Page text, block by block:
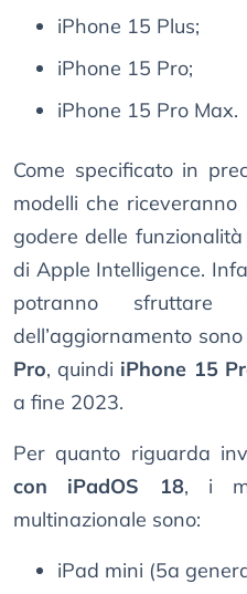
iPhone 15 Plus;
iPhone 15 Pro;
iPhone 15 Pro Max.
Come specificato in
modelli che
godere delle
di Apple Intelligence.
potranno sfruttare
dell’aggiornamento
Pro, quindi iPhone 15
a fine 2023.
Per quanto riguarda
con iPadOS 18, i
multinazionale sono:
iPad mini (5a